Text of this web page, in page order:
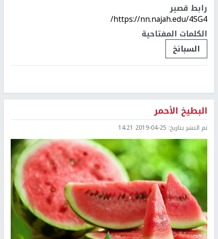
رابط قصير
https://nn.najah.edu/4SG4/
الكلمات المفتاحية
السبانخ
البطيخ الأحمر
تم النشر بتاريخ: 2019-04-25 14:21